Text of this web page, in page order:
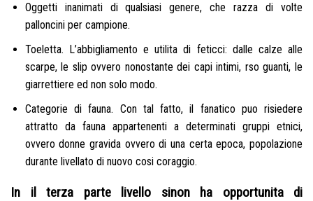
Oggetti inanimati di qualsiasi genere, che razza di volte
palloncini per campione.
Toeletta. L’abbigliamento e utilita di feticci: dalle calze alle
scarpe, le slip ovvero nonostante dei capi intimi, rso guanti, le
giarrettiere ed non solo modo.
Categorie di fauna. Con tal fatto, il fanatico puo risiedere
attratto da fauna appartenenti a determinati gruppi etnici,
ovvero donne gravida ovvero di una certa epoca, popolazione
durante livellato di nuovo cosi coraggio.
In il terza parte livello sinon ha opportunita di